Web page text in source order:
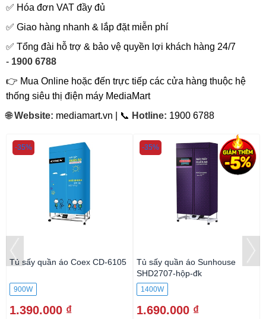
✅ Hóa đơn VAT đầy đủ
✅ Giao hàng nhanh & lắp đặt miễn phí
✅ Tổng đài hỗ trợ & bảo vệ quyền lợi khách hàng 24/7
- 1900 6788
👉 Mua Online hoặc đến trực tiếp các cửa hàng thuộc hệ
thống siêu thị điện máy MediaMart
🌐Website: mediamart.vn | 📞 Hotline: 1900 6788
Tủ sấy quần áo Coex CD-6105
900W
1.390.000 ₫
-35%
Tủ sấy quần áo Sunhouse
SHD2707-hộp-đk
1400W
1.690.000 ₫
-35%